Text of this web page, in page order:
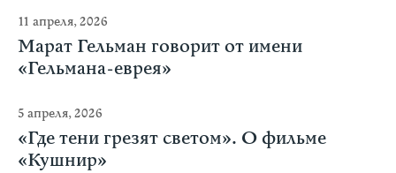
11 апреля, 2026
Марат Гельман говорит от имени
«Гельмана-еврея»
5 апреля, 2026
«Где тени грезят светом». О фильме
«Кушнир»